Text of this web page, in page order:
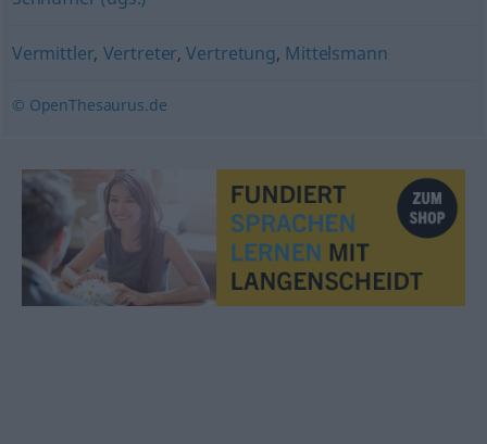
Vermittler, Vertreter,Vertretung, Mittelsmann
© OpenThesaurus.de